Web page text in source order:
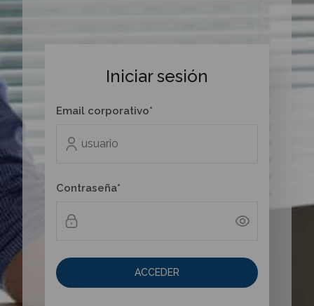
Iniciar sesión
Email corporativo*
Contraseña*
ACCEDER